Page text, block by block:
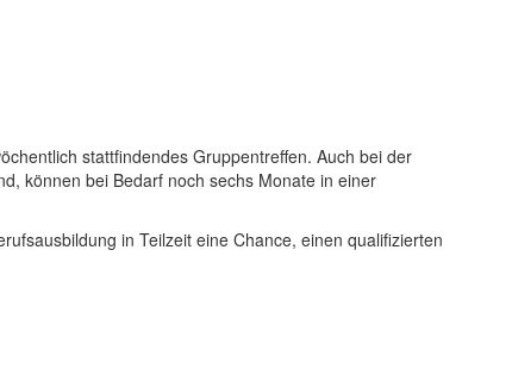
stattfindendes Gruppentreffen. Auch bei der
können bei Bedarf noch sechs Monate in einer
in Teilzeit eine Chance, einen qualifizierten